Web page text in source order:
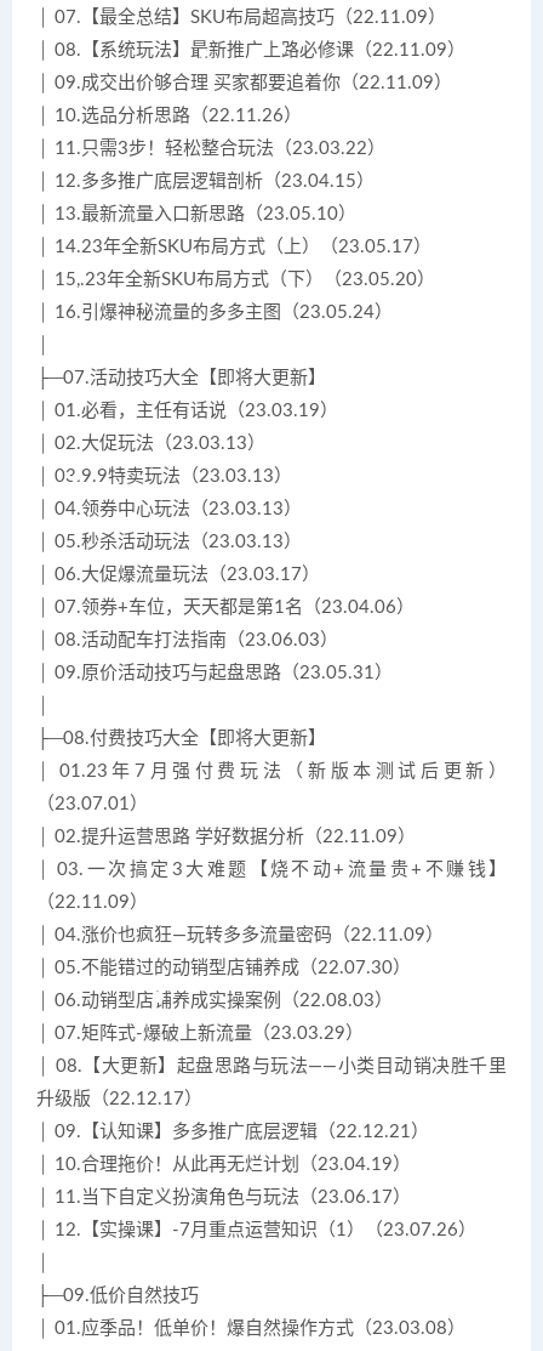
│ 07.【最全总结】SKU布局超高技巧（22.11.09）
│ 08.【系统玩法】最新推广上路必修课（22.11.09）
│ 09.成交出价够合理 买家都要追着你（22.11.09）
│ 10.选品分析思路（22.11.26）
│ 11.只需3步！轻松整合玩法（23.03.22）
│ 12.多多推广底层逻辑剖析（23.04.15）
│ 13.最新流量入口新思路（23.05.10）
│ 14.23年全新SKU布局方式（上）（23.05.17）
│ 15,.23年全新SKU布局方式（下）（23.05.20）
│ 16.引爆神秘流量的多多主图（23.05.24）
├─07.活动技巧大全【即将大更新】
│ 01.必看，主任有话说（23.03.19）
│ 02.大促玩法（23.03.13）
│ 03.9.9特卖玩法（23.03.13）
│ 04.领券中心玩法（23.03.13）
│ 05.秒杀活动玩法（23.03.13）
│ 06.大促爆流量玩法（23.03.17）
│ 07.领券+车位，天天都是第1名（23.04.06）
│ 08.活动配车打法指南（23.06.03）
│ 09.原价活动技巧与起盘思路（23.05.31）
├─08.付费技巧大全【即将大更新】
│ 01.23年7月强付费玩法（新版本测试后更新）
（23.07.01）
│ 02.提升运营思路 学好数据分析（22.11.09）
│ 03.一次搞定3大难题【烧不动+流量贵+不赚钱】
（22.11.09）
│ 04.涨价也疯狂—玩转多多流量密码（22.11.09）
│ 05.不能错过的动销型店铺养成（22.07.30）
│ 06.动销型店铺养成实操案例（22.08.03）
│ 07.矩阵式-爆破上新流量（23.03.29）
│ 08.【大更新】起盘思路与玩法——小类目动销决胜千里
升级版（22.12.17）
│ 09.【认知课】多多推广底层逻辑（22.12.21）
│ 10.合理拖价！从此再无烂计划（23.04.19）
│ 11.当下自定义扮演角色与玩法（23.06.17）
│ 12.【实操课】-7月重点运营知识（1）（23.07.26）
├─09.低价自然技巧
│ 01.应季品！低单价！爆自然操作方式（23.03.08）